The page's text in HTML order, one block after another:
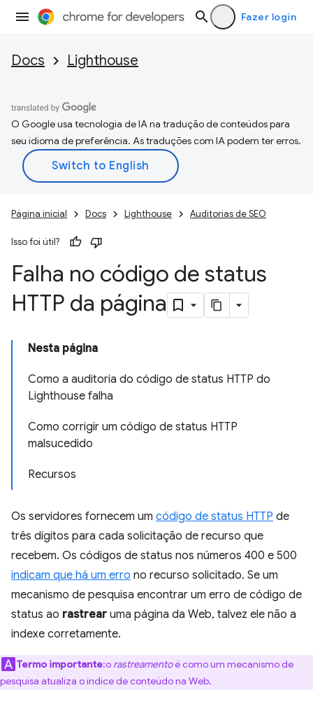
Fazer login
Docs Lighthouse
O Google usa tecnologia de IA na tradução de conteúdos para
seu idioma de preferência. As traduções com IA podem ter erros.
Página inicial Docs Lighthouse Auditorias de SEO
Isso foi útil?
Falha no código de status
HTTP da página
Nesta página
Como a auditoria do código de status HTTP do
Lighthouse falha
Como corrigir um código de status HTTP
malsucedido
Recursos
Os servidores fornecem um código de status HTTP de
três dígitos para cada solicitação de recurso que
recebem. Os códigos de status nos números 400 e 500
indicam que há um erro no recurso solicitado. Se um
mecanismo de pesquisa encontrar um erro de código de
status ao rastrear uma página da Web, talvez ele não a
indexe corretamente.
Termo importante:o rastreamentoé como um mecanismo de
pesquisa atualiza o índice de conteúdo na Web.